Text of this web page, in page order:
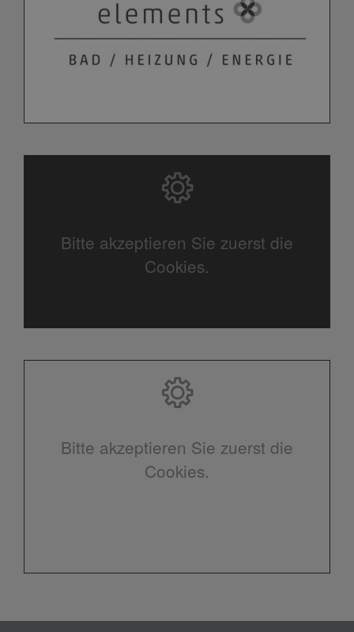
Bitte akzeptieren Sie zuerst die
Cookies.
Bitte akzeptieren Sie zuerst die
Cookies.